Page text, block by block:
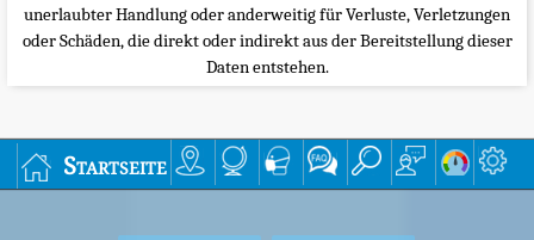
unerlaubter Handlung oder anderweitig für Verluste, Verletzungen
oder Schäden, die direkt oder indirekt aus der Bereitstellung dieser
Daten entstehen.
Startseite